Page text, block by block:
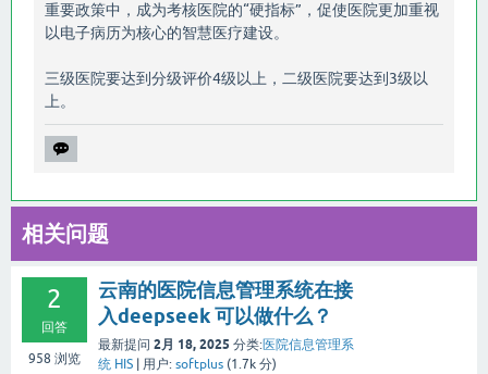
重要政策中，成为考核医院的“硬指标”，促使医院更加重视
以电子病历为核心的智慧医疗建设。
三级医院要达到分级评价4级以上，二级医院要达到3级以
上。
相关问题
2
回答
958 浏览
云南的医院信息管理系统在接
入deepseek 可以做什么？
最新提问 2月 18, 2025 分类:医院信息管理系
统 HIS
用户: softplus (1.7k 分)